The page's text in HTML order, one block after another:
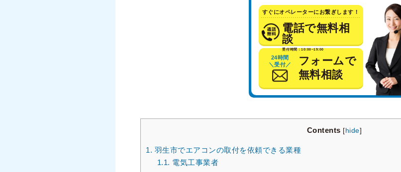
すぐにオペレーターにお繋ぎします！
電話で無料相
談
受付時間：10:00~19:00
24時間
＼受付／
フォームで
無料相談
Contents [ hide]
1. 羽生市でエアコンの取付を依頼できる業種
1.1. 電気工事業者